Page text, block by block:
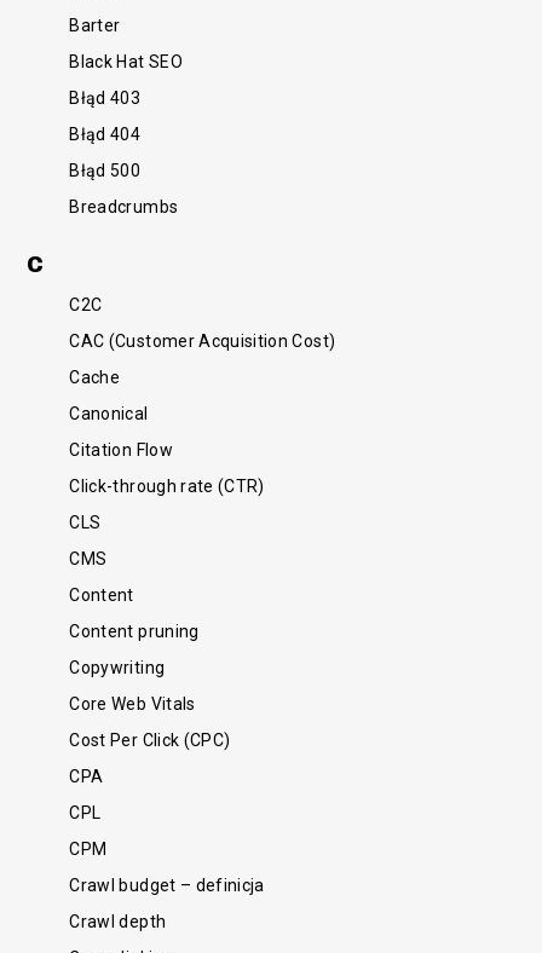
Barter
Black Hat SEO
Błąd 403
Błąd 404
Błąd 500
Breadcrumbs
C
C2C
CAC (Customer Acquisition Cost)
Cache
Canonical
Citation Flow
Click-through rate (CTR)
CLS
CMS
Content
Content pruning
Copywriting
Core Web Vitals
Cost Per Click (CPC)
CPA
CPL
CPM
Crawl budget – definicja
Crawl depth